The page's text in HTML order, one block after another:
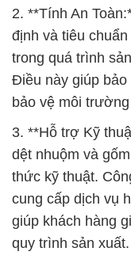
2. **Tính An
định và tiêu
trong quá trình
Điều này giúp
bảo vệ môi
3. **Hỗ trợ Kỹ
dệt nhuộm và
thức kỹ thuật.
cung cấp dịch vụ
giúp khách hàng
quy trình sản xuất.